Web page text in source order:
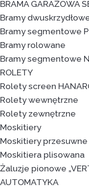
BRAMA GARAŻOWA
Bramy
Bramy segmentowe
Bramy rolowane
Bramy segmentowe
ROLETY
Rolety screen
Rolety wewnętrzne
Rolety zewnętrzne
Moskitiery
Moskitiery przesuwne
Moskitiera plisowana
Żaluzje pionowe
AUTOMATYKA